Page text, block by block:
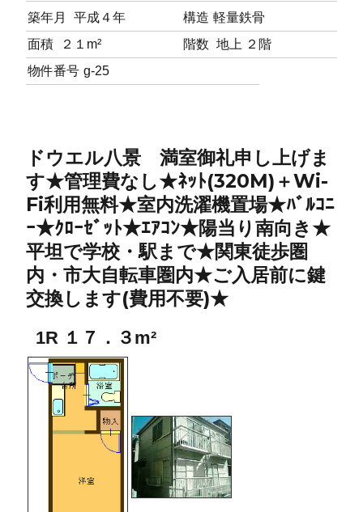
築年月 平成４年 構造 軽量鉄骨
面積
２１m² 階数 地上 ２階
物件番号 g-25
ドウエル八景 満室御礼申し上げま
す★管理費なし★ﾈｯﾄ(320M)＋Wi-
Fi利用無料★室内洗濯機置場★ﾊﾞﾙｺﾆ
ｰ★ｸﾛｰｾﾞｯﾄ★ｴｱｺﾝ★陽当り南向き★
平坦で学校・駅まで★関東徒歩圏
内・市大自転車圏内★ご入居前に鍵
交換します(費用不要)★
1R １７．３m²